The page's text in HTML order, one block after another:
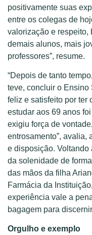
positivamente suas
entre os colegas de
valorização e respeito,
demais alunos, mais
professores”, resume.
“Depois de tanto
teve, concluir o Ensino
feliz e satisfeito por ter
estudar aos 69 anos
exigiu força de
entrosamento”, avalia,
e disposição.
da solenidade de
das mãos da filha
Farmácia da
experiência vale a
bagagem para
Orgulho e exemplo